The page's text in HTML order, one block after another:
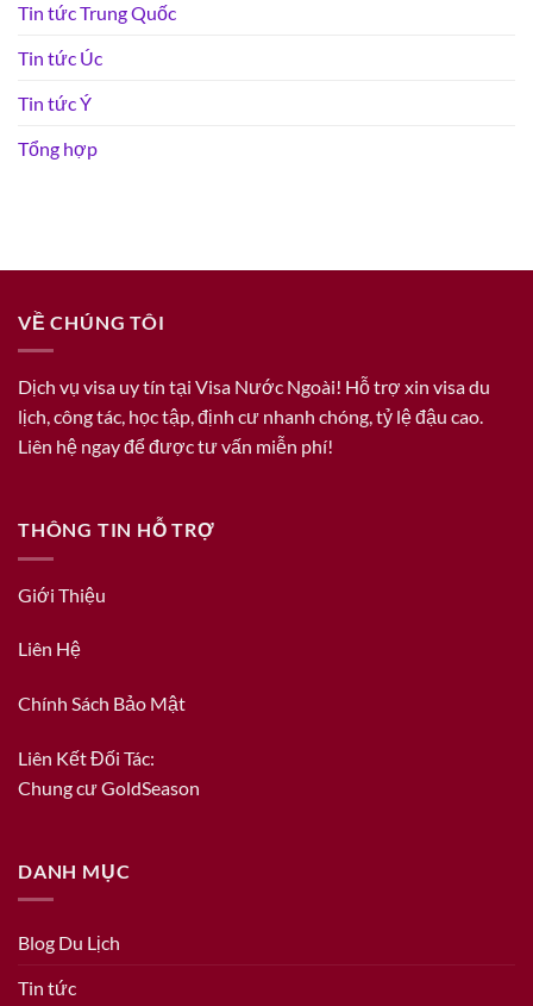
Tin tức Trung Quốc
Tin tức Úc
Tin tức Ý
Tổng hợp
VỀ CHÚNG TÔI
Dịch vụ visa uy tín tại Visa Nước Ngoài! Hỗ trợ xin visa du
lịch, công tác, học tập, định cư nhanh chóng, tỷ lệ đậu cao.
Liên hệ ngay để được tư vấn miễn phí!
THÔNG TIN HỖ TRỢ
Giới Thiệu
Liên Hệ
Chính Sách Bảo Mật
Liên Kết Đối Tác:
Chung cư GoldSeason
DANH MỤC
Blog Du Lịch
Tin tức